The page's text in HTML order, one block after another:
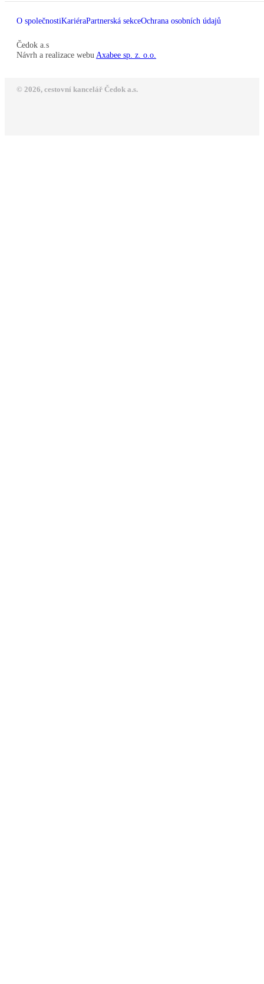
O společnostiKariéraPartnerská sekceOchrana osobních údajů
Čedok a.s
Návrh a realizace webu Axabee sp. z. o.o.
© 2026, cestovní kancelář Čedok a.s.